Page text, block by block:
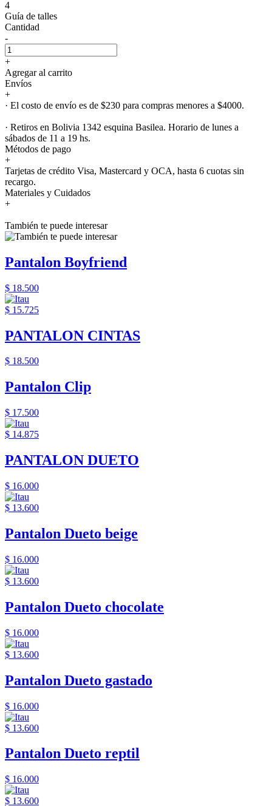
4
Guía de talles
Cantidad
-
+
Agregar al carrito
Envíos
+
· El costo de envío es de $230 para compras menores a $4000.
· Retiros en Bolivia 1342 esquina Basilea. Horario de lunes a
sábados de 11 a 19 hs.
Métodos de pago
+
Tarjetas de crédito Visa, Mastercard y OCA, hasta 6 cuotas sin
recargo.
Materiales y Cuidados
+
También te puede interesar
Pantalon Boyfriend
$ 18.500
$ 15.725
PANTALON CINTAS
$ 18.500
Pantalon Clip
$ 17.500
$ 14.875
PANTALON DUETO
$ 16.000
$ 13.600
Pantalon Dueto beige
$ 16.000
$ 13.600
Pantalon Dueto chocolate
$ 16.000
$ 13.600
Pantalon Dueto gastado
$ 16.000
$ 13.600
Pantalon Dueto reptil
$ 16.000
$ 13.600